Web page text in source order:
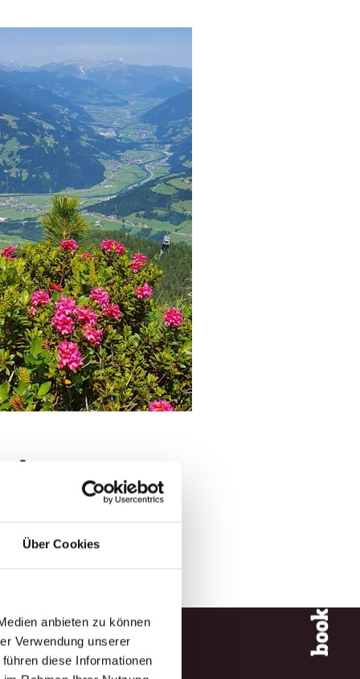
Über Cookies
anbieten zu können
Verwendung unserer
diese Informationen
book now